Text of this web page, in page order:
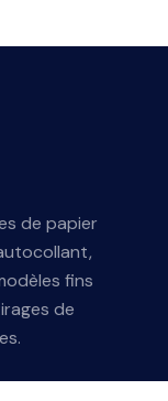
de papier
fins
de